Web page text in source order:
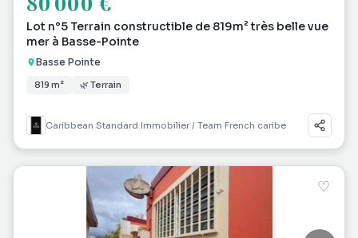
Lot n°5 Terrain constructible de 819m² très belle vue
mer à Basse-Pointe
Basse Pointe
819 m² 🌿 Terrain
Caribbean Standard Immobilier / Team French caribe
♡